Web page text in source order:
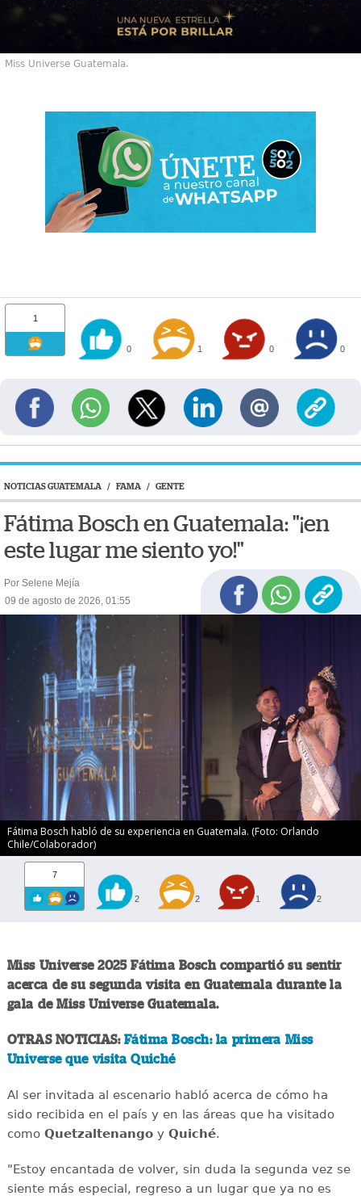
Miss Universe Guatemala.
1
0 1 0 0
NOTICIAS GUATEMALA / FAMA / GENTE
Fátima Bosch en Guatemala: "¡en
este lugar me siento yo!"
Por Selene Mejía
09 de agosto de 2026, 01:55
Fátima Bosch habló de su experiencia en Guatemala. (Foto: Orlando
Chile/Colaborador)
7
2 2 1 2
Miss Universe 2025 Fátima Bosch compartió su sentir
acerca de su segunda visita en Guatemala durante la
gala de Miss Universe Guatemala.
OTRAS NOTICIAS: Fátima Bosch: la primera Miss
Universe que visita Quiché
Al ser invitada al escenario habló acerca de cómo ha
sido recibida en el país y en las áreas que ha visitado
como Quetzaltenangoy Quiché.
"Estoy encantada de volver, sin duda la segunda vez se
siente más especial, regreso a un lugar que ya no es